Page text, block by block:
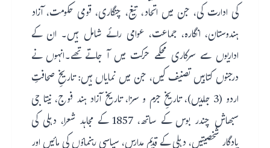
کی ادارت کی، جن میں اتحاد، تیغ، چنگاری، قومی حکومت، آزاد
ہندوستان، انگارہ، جماعت، عوامی رائے شامل ہیں۔ ان کے
اداریوں سے سرکاری محکمے حرکت میں آ جاتے تھے۔انہوں نے
درجنوں کتابیں تصنیف کیں، جن میں نمایاں ہیں: تاریخِ صحافتِ
اردو (3 جلدیں)، تاریخِ جرم و سزا، تاریخ آزاد ہند فوج، نیتا جی
سبھاش چندر بوس کے ساتھ، 1857 کے مجاہد شعرا، دہلی کی